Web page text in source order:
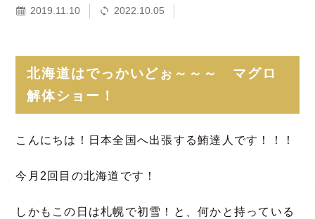
2019.11.10 2022.10.05
北海道はでっかいどぉ～～～ マグロ
解体ショー！
こんにちは！日本全国へ出張する鮪達人です！！！
今月2回目の北海道です！
しかもこの日は札幌で初雪！と、何かと持っている